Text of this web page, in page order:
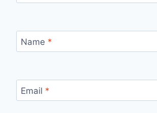
Name *
Email *